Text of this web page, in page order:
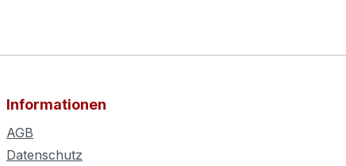
Informationen
AGB
Datenschutz